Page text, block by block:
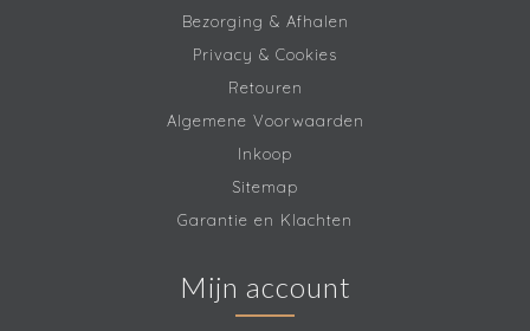
Bezorging & Afhalen
Privacy & Cookies
Retouren
Algemene Voorwaarden
Inkoop
Sitemap
Garantie en Klachten
Mijn account